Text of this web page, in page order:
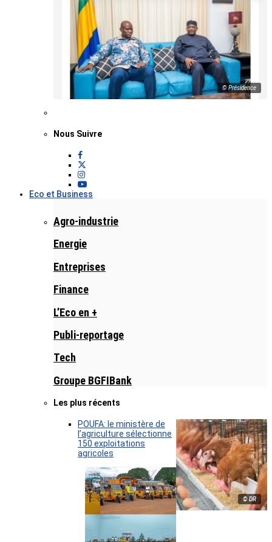
© Présidence
Nous Suivre
Eco et Business
Agro-industrie
Energie
Entreprises
Finance
L’Eco en +
Publi-reportage
Tech
Groupe BGFIBank
Les plus récents
© DR
POUFA: le ministère de
l’agriculture sélectionne
150 exploitations
agricoles